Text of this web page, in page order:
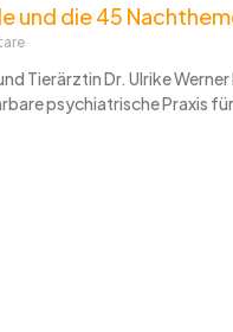
und die 45
Tierärztin Dr. Ulrike Werner
psychiatrische Praxis